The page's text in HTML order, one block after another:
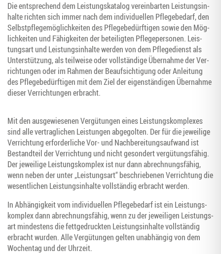
Die ent­spre­chend dem Leis­tungs­ka­ta­log ver­ein­bar­ten Leis­tungs­in­
hal­te rich­ten sich immer nach dem indi­vi­du­el­len Pfle­ge­be­darf, den
Selbst­pfle­ge­mög­lich­kei­ten des Pfle­ge­be­dürf­ti­gen sowie den Mög­
lich­kei­ten und Fähig­kei­ten der betei­lig­ten Pfle­ge­per­so­nen. Leis­
tungs­art und Leis­tungs­in­hal­te wer­den von dem Pfle­ge­dienst als
Unter­stüt­zung, als teil­wei­se oder voll­stän­di­ge Über­nah­me der Ver­
rich­tun­gen oder im Rah­men der Beauf­sich­ti­gung oder Anlei­tung
des Pfle­ge­be­dürf­ti­gen mit dem Ziel der eigen­stän­di­gen Über­nah­me
die­ser Ver­rich­tun­gen erbracht.
Mit den aus­ge­wie­se­nen Ver­gü­tun­gen eines Leis­tungs­kom­ple­xes
sind alle ver­trag­li­chen Leis­tun­gen abge­gol­ten. Der für die jewei­li­ge
Ver­rich­tung erfor­der­li­che Vor- und Nach­be­rei­tungs­auf­wand ist
Bestand­teil der Ver­rich­tung und nicht geson­dert ver­gü­tungs­fä­hig.
Der jewei­li­ge Leis­tungs­kom­plex ist nur dann abrech­nungs­fä­hig,
wenn neben der unter „Leis­tungs­art“ beschrie­be­nen Ver­rich­tung die
wesent­li­chen Leis­tungs­in­hal­te voll­stän­dig erbracht werden.
In Abhän­gig­keit vom indi­vi­du­el­len Pfle­ge­be­darf ist ein Leis­tungs­
kom­plex dann abrech­nungs­fä­hig, wenn zu der jewei­li­gen Leis­tungs­
art min­des­tens die fett­ge­druck­ten Leis­tungs­in­hal­te voll­stän­dig
erbracht wur­den. Alle Ver­gü­tun­gen gel­ten unab­hän­gig von dem
Wochen­tag und der Uhrzeit.